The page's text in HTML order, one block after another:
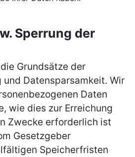
Sperrung der
Grundsätze der
Datensparsamkeit. Wir
Daten
wie dies zur Erreichung
Zwecke erforderlich ist
Gesetzgeber
Speicherfristen